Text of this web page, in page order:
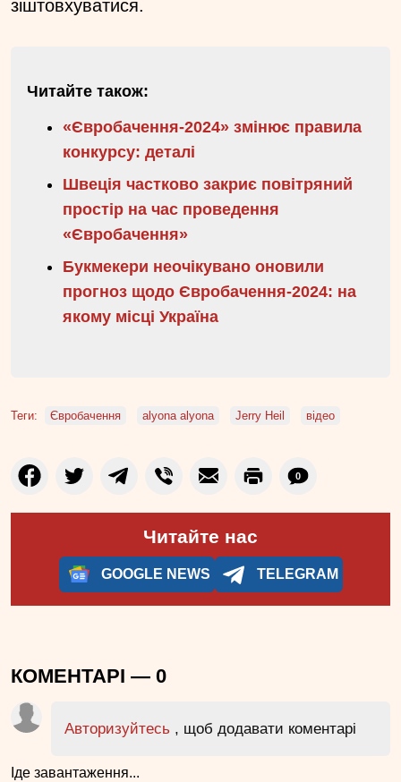
зіштовхуватися.
Читайте також:
«Євробачення-2024» змінює правила
конкурсу: деталі
Швеція частково закриє повітряний
простір на час проведення
«Євробачення»
Букмекери неочікувано оновили
прогноз щодо Євробачення-2024: на
якому місці Україна
Теги: Євробачення alyona alyona Jerry Heil відео
0
Читайте нас
GOOGLE NEWS TELEGRAM
КОМЕНТАРІ — 0
Авторизуйтесь , щоб додавати коментарі
Іде завантаження...